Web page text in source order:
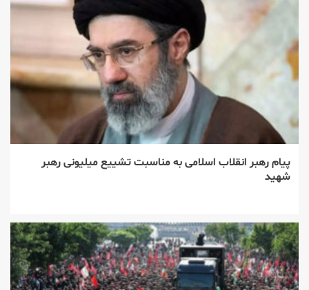
پیام رهبر انقلاب اسلامی به مناسبت تشییع میلیونی رهبر
شهید